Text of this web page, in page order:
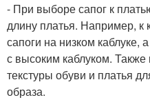
- При выборе сапог к
длину платья. Например, к
сапоги на низком каблуке,
с высоким каблуком. Также
текстуры обуви и платья
образа.